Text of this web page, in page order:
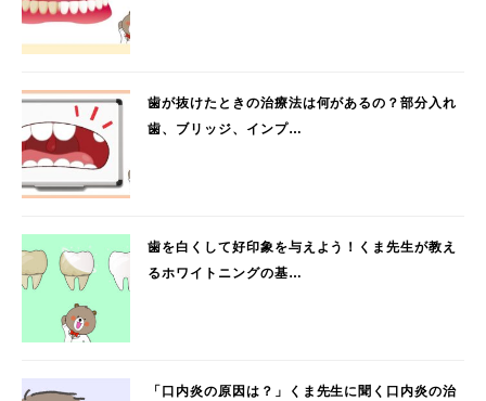
歯が抜けたときの治療法は何があるの？部分入れ
歯、ブリッジ、インプ…
歯を白くして好印象を与えよう！くま先生が教え
るホワイトニングの基…
「口内炎の原因は？」くま先生に聞く口内炎の治